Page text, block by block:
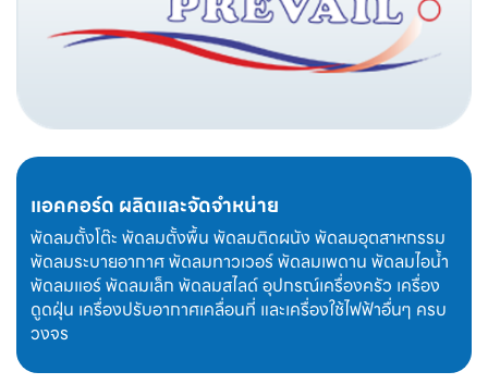
แอคคอร์ด ผลิตและจัดจำหน่าย
พัดลมตั้งโต๊ะ พัดลมตั้งพื้น พัดลมติดผนัง พัดลมอุตสาหกรรม
พัดลมระบายอากาศ พัดลมทาวเวอร์ พัดลมเพดาน พัดลมไอน้ำ
พัดลมแอร์ พัดลมเล็ก พัดลมสไลด์ อุปกรณ์เครื่องครัว เครื่อง
ดูดฝุ่น เครื่องปรับอากาศเคลื่อนที่ และเครื่องใช้ไฟฟ้าอื่นๆ ครบ
วงจร